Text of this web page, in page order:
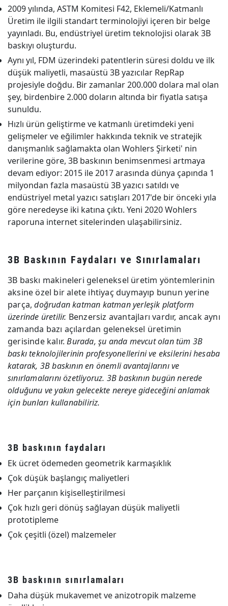
2009 yılında, ASTM Komitesi F42, Eklemeli/Katmanlı
Üretim ile ilgili standart terminolojiyi içeren bir belge
yayınladı. Bu, endüstriyel üretim teknolojisi olarak 3B
baskıyı oluşturdu.
Aynı yıl, FDM üzerindeki patentlerin süresi doldu ve ilk
düşük maliyetli, masaüstü 3B yazıcılar RepRap
projesiyle doğdu. Bir zamanlar 200.000 dolara mal olan
şey, birdenbire 2.000 doların altında bir fiyatla satışa
sunuldu.
Hızlı ürün geliştirme ve katmanlı üretimdeki yeni
gelişmeler ve eğilimler hakkında teknik ve stratejik
danışmanlık sağlamakta olan Wohlers Şirketi' nin
verilerine göre, 3B baskının benimsenmesi artmaya
devam ediyor: 2015 ile 2017 arasında dünya çapında 1
milyondan fazla masaüstü 3B yazıcı satıldı ve
endüstriyel metal yazıcı satışları 2017'de bir önceki yıla
göre neredeyse iki katına çıktı. Yeni 2020 Wohlers
raporuna internet sitelerinden ulaşabilirsiniz.
3B Baskının Faydaları ve Sınırlamaları
3B baskı makineleri geleneksel üretim yöntemlerinin
aksine özel bir alete ihtiyaç duymayıp bunun yerine
parça,doğrudan katman katman yerleşik platform
üzerinde üretilir. Benzersiz avantajları vardır, ancak aynı
zamanda bazı açılardan geleneksel üretimin
gerisinde kalır.Burada, şu anda mevcut olan tüm 3B
baskı teknolojilerinin profesyonellerini ve eksilerini hesaba
katarak, 3B baskının en önemli avantajlarını ve
sınırlamalarını özetliyoruz. 3B baskının bugün nerede
olduğunu ve yakın gelecekte nereye gideceğini anlamak
için bunları kullanabiliriz.
3B baskının faydaları
Ek ücret ödemeden geometrik karmaşıklık
Çok düşük başlangıç maliyetleri
Her parçanın kişiselleştirilmesi
Çok hızlı geri dönüş sağlayan düşük maliyetli
prototipleme
Çok çeşitli (özel) malzemeler
3B baskının sınırlamaları
Daha düşük mukavemet ve anizotropik malzeme